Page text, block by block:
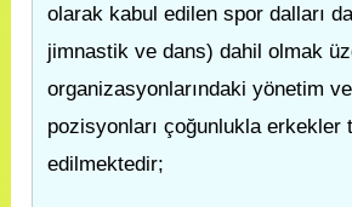
olarak kabul edilen spor dalları
jimnastik ve dans) dahil olmak
organizasyonlarındaki yönetim
pozisyonları çoğunlukla erkekler
edilmektedir;